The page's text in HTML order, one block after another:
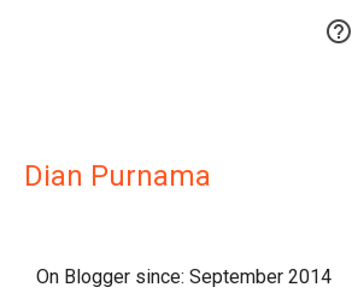

Dian Purnama
On Blogger since: September 2014